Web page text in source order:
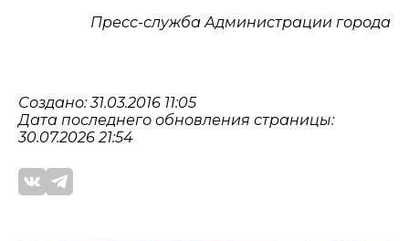
Пресс-служба Администрации города
Создано: 31.03.2016 11:05
Дата последнего обновления страницы:
30.07.2026 21:54